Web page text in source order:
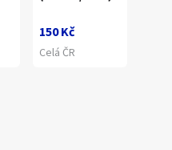
150 Kč
Celá ČR